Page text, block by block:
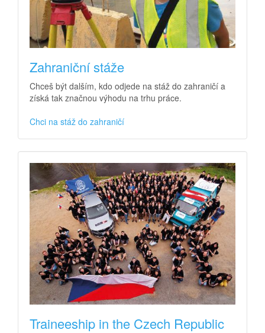
Zahraniční stáže
Chceš být dalším, kdo odjede na stáž do zahraničí a
získá tak značnou výhodu na trhu práce.
Chci na stáž do zahraničí
Traineeship in the Czech Republic